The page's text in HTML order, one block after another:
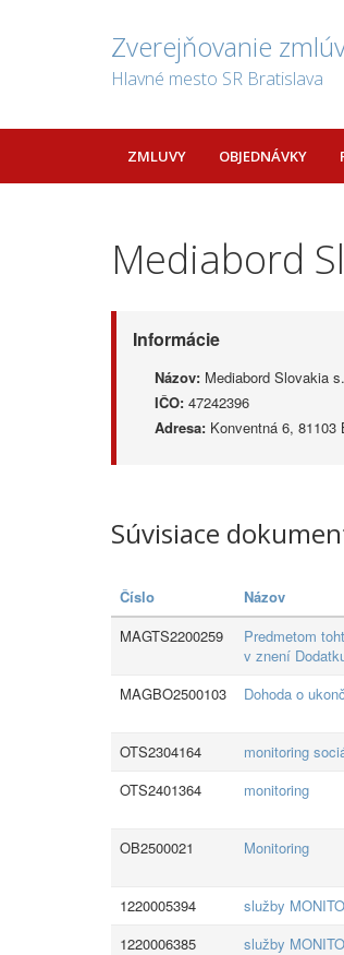
Zverejňovanie
Hlavné mesto SR Bratislava
ZMLUVY OBJEDNÁVKY
Mediabord
Informácie
Názov: Mediabord Slovakia
IČO: 47242396
Adresa: Konventná 6, 81103
Súvisiace
Číslo Názov
MAGTS2200259
Predmetom
v znení
MAGBO2500103 Dohoda o
OTS2304164 monitoring
OTS2401364
monitoring
OB2500021 Monitoring
1220005394 služby
1220006385
služby